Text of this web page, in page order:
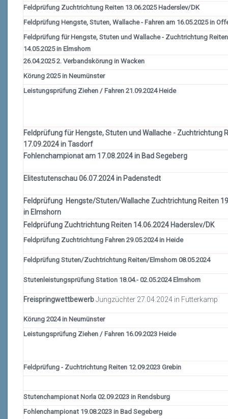
Feldprüfung Zuchtrichtung Reiten 13.06.2025 Haderslev/DK
Feldprüfung Hengste, Stuten, Wallache - Fahren am 16.05.2025 in
Feldprüfung für Hengste, Stuten und Wallache - Zuchtrichtung
14.05.2025 in Elmshorn
26.04.2025 2. Verbandskörung in Wacken
Körung 2025 in Neumünster
Leistungsprüfung Ziehen / Fahren 21.09.2024 Heide
Feldprüfung für Hengste, Stuten und Wallache - Zuchtrichtung
17.09.2024 in Tasdorf
Fohlenchampionat am 17.08.2024 in Bad Segeberg
Elitestutenschau 06.07.2024 in Padenstedt
Feldprüfung Hengste/Stuten/Wallache Zuchtrichtung Reiten
in Elmshorn
Feldprüfung Zuchtrichtung Reiten 14.06.2024 Haderslev/DK
Feldprüfung Zuchtrichtung Fahren 29.05.2024 in Heide
Feldprüfung Stuten/Zuchtrichtung Reiten/Elmshorn 08.05.2024
Stutenleistungsprüfung Station 18.04.- 02.05.2024 Elmshorn
FreispringwettbewerbJungzüchter 27.04.2024 in Futterkamp
Körung 2024 in Neumünster
Leistungsprüfung Ziehen / Fahren 16.09.2023 Heide
Feldprüfung - Zuchtrichtung Reiten 12.09.2023 Grebin
Stutenchampionat Norla 02.09.2023 in Rendsburg
Fohlenchampionat 19.08.2023 in Bad Segeberg